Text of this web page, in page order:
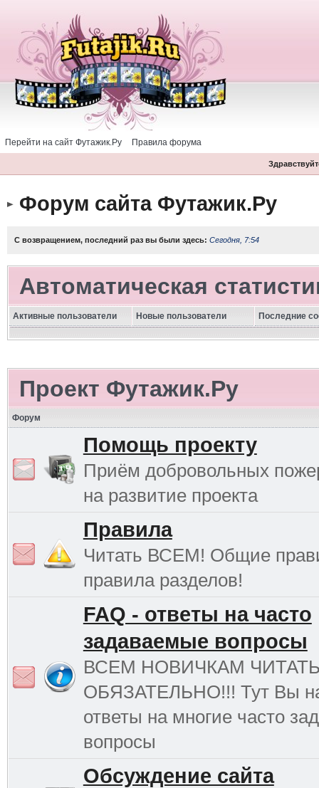
Перейти на сайт Футажик.Ру Правила форума
Форум сайта Футажик.Ру
С возвращением, последний раз вы были здесь: Сегодня, 7:54
Автоматическая
Активные пользователи Новые пользователи Последние
Проект Футажик.Ру
Форум
Помощь проекту
Приём добровольных
на развитие проекта
Правила
Читать ВСЕМ! Общие
правила разделов!
FAQ - ответы на часто
задаваемые вопросы
ВСЕМ НОВИЧКАМ
ОБЯЗАТЕЛЬНО!!! Тут Вы
ответы на многие часто
вопросы
Обсуждение сайта